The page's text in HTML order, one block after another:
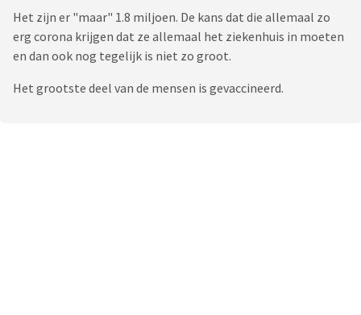
Het zijn er "maar" 1.8 miljoen. De kans dat die allemaal zo
erg corona krijgen dat ze allemaal het ziekenhuis in moeten
en dan ook nog tegelijk is niet zo groot.
Het grootste deel van de mensen is gevaccineerd.